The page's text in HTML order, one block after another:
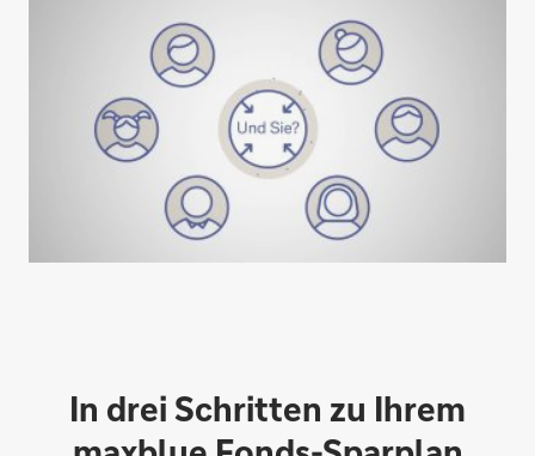
In drei Schritten zu Ihrem